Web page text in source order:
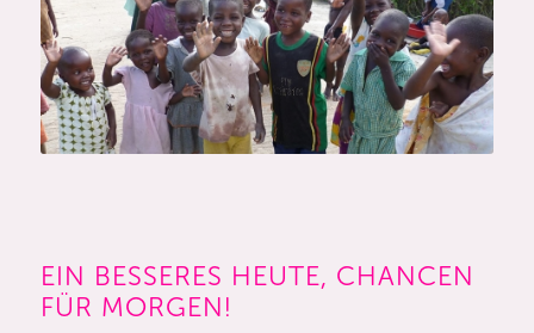
EIN BESSERES HEUTE, CHANCEN
FÜR MORGEN!